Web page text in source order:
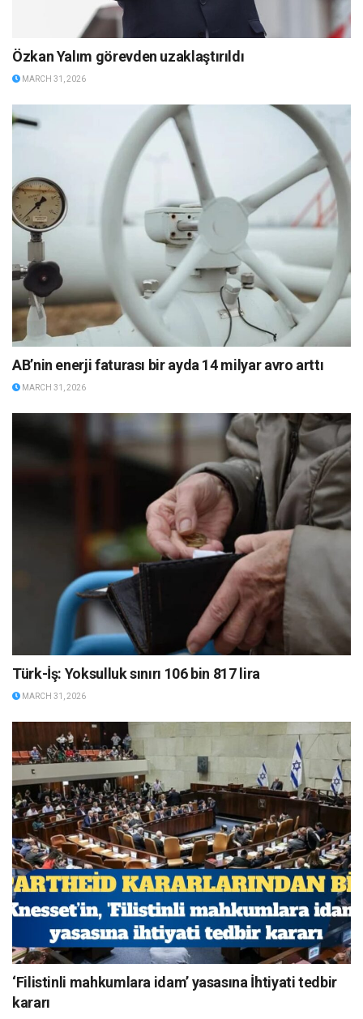
Özkan Yalım görevden uzaklaştırıldı
MARCH 31, 2026
AB’nin enerji faturası bir ayda 14 milyar avro arttı
MARCH 31, 2026
Türk-İş: Yoksulluk sınırı 106 bin 817 lira
MARCH 31, 2026
‘Filistinli mahkumlara idam’ yasasına İhtiyati tedbir
kararı